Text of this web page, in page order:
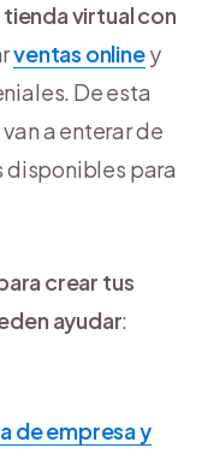
virtual con
ventas onliney
De esta
a enterar de
disponibles para
crear tus
ayudar:
de empresa y